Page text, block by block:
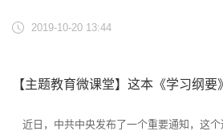
2019-10-20 13:44
近日，中共中央发布了一个重要通知，这